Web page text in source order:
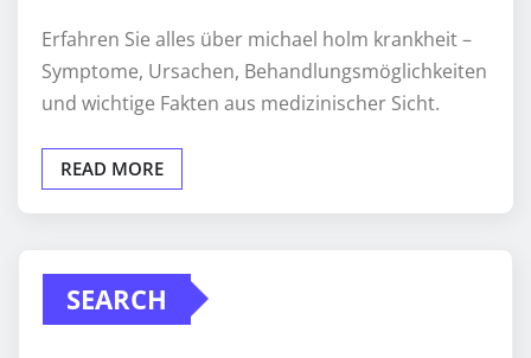
Erfahren Sie alles über michael holm krankheit –
Symptome, Ursachen, Behandlungsmöglichkeiten
und wichtige Fakten aus medizinischer Sicht.
READ MORE
SEARCH